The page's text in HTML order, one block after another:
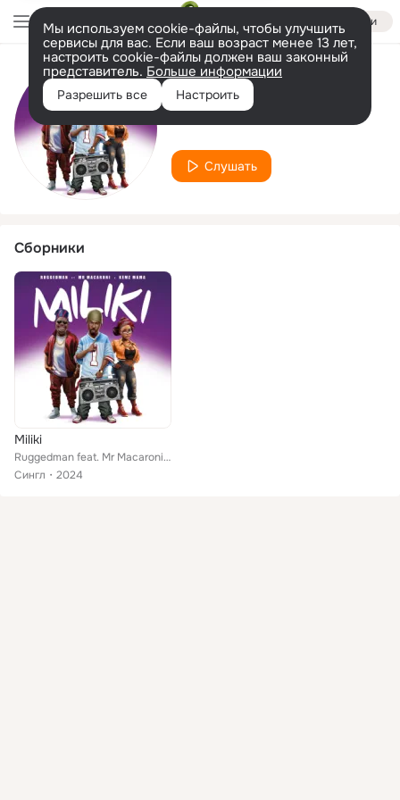
Войти
Мы используем cookie-файлы, чтобы улучшить
сервисы для вас. Если ваш возраст менее 13 лет,
настроить cookie-файлы должен ваш законный
представитель. Больше информации
Разрешить все Настроить
Исполнитель
Kemz Mama
Слушать
Сборники
Miliki
Ruggedman feat. Mr Macaroni, Kemz Mama
Сингл
2024